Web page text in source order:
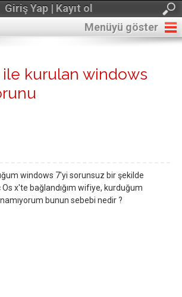
Giriş Yap | Kayıt ol
Menüyü göster
kurulan windows
windows 7'yi sorunsuz bir şekilde
x'te bağlandığım wifiye, kurduğum
bunun sebebi nedir ?